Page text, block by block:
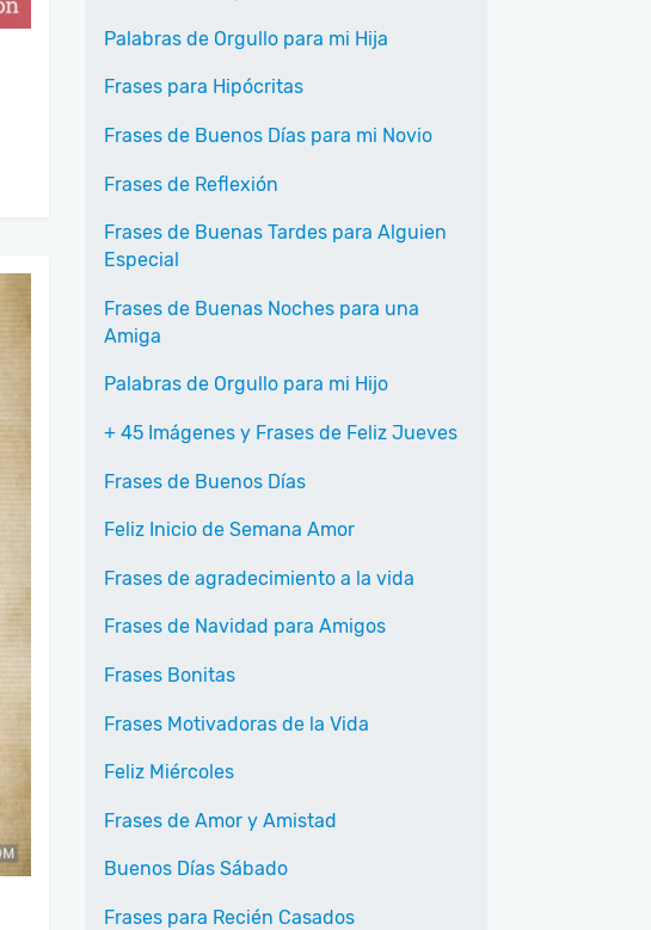
Palabras de Orgullo para mi Hija
Frases para Hipócritas
Frases de Buenos Días para mi Novio
Frases de Reflexión
Frases de Buenas Tardes para Alguien
Especial
Frases de Buenas Noches para una
Amiga
Palabras de Orgullo para mi Hijo
+ 45 Imágenes y Frases de Feliz Jueves
Frases de Buenos Días
Feliz Inicio de Semana Amor
Frases de agradecimiento a la vida
Frases de Navidad para Amigos
Frases Bonitas
Frases Motivadoras de la Vida
Feliz Miércoles
Frases de Amor y Amistad
Buenos Días Sábado
Frases para Recién Casados